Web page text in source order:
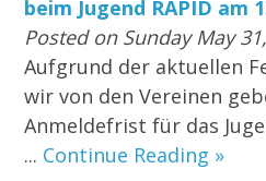
beim Jugend RAPID am
Posted on Sunday May
Aufgrund der aktuellen
wir von den Vereinen
Anmeldefrist für das
... Continue Reading »